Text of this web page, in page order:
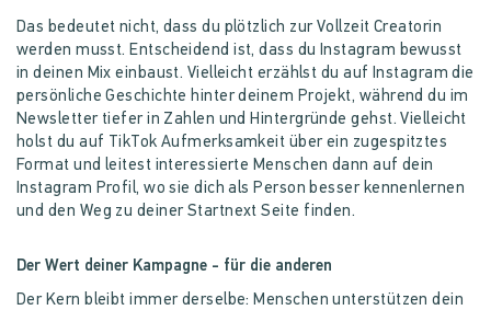
Das bedeutet nicht, dass du plötzlich zur Vollzeit Creatorin
werden musst. Entscheidend ist, dass du Instagram bewusst
in deinen Mix einbaust. Vielleicht erzählst du auf Instagram die
persönliche Geschichte hinter deinem Projekt, während du im
Newsletter tiefer in Zahlen und Hintergründe gehst. Vielleicht
holst du auf TikTok Aufmerksamkeit über ein zugespitztes
Format und leitest interessierte Menschen dann auf dein
Instagram Profil, wo sie dich als Person besser kennenlernen
und den Weg zu deiner Startnext Seite finden.
Der Wert deiner Kampagne - für die anderen
Der Kern bleibt immer derselbe: Menschen unterstützen dein